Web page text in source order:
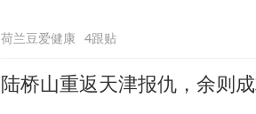
荷兰豆爱健康 4跟贴
陆桥山重返天津报仇，余则